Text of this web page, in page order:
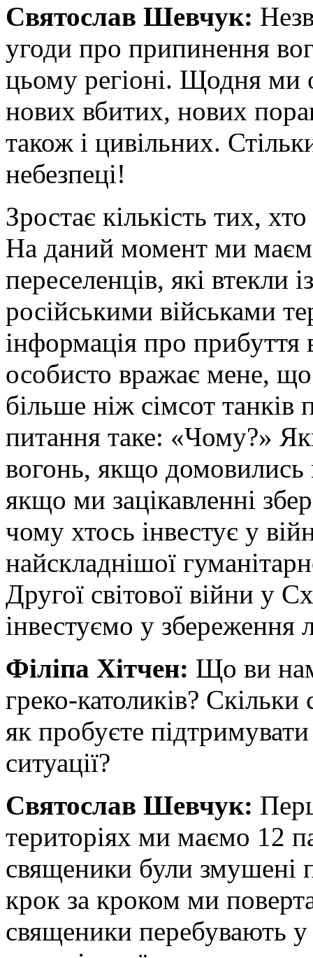
Святослав Шевчук:
угоди про припинення
цьому регіоні. Щодня ми
нових вбитих, нових
також і цивільних.
небезпеці!
Зростає кількість тих,
На даний момент ми
переселенців, які втекли
російськими військами
інформація про
особисто вражає мене, що
більше ніж сімсот
питання таке: «Чому?»
вогонь, якщо домовились
якщо ми зацікавленні
чому хтось інвестує у
найскладнішої
Другої світової війни у
інвестуємо у збереження
Філіпа Хітчен: Що ви
греко-католиків?
як пробуєте
ситуації?
Святослав Шевчук:
територіях ми маємо 12
священики були змушені
крок за кроком ми
священики перебувають у